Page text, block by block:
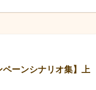
ペーンシナリオ集】上